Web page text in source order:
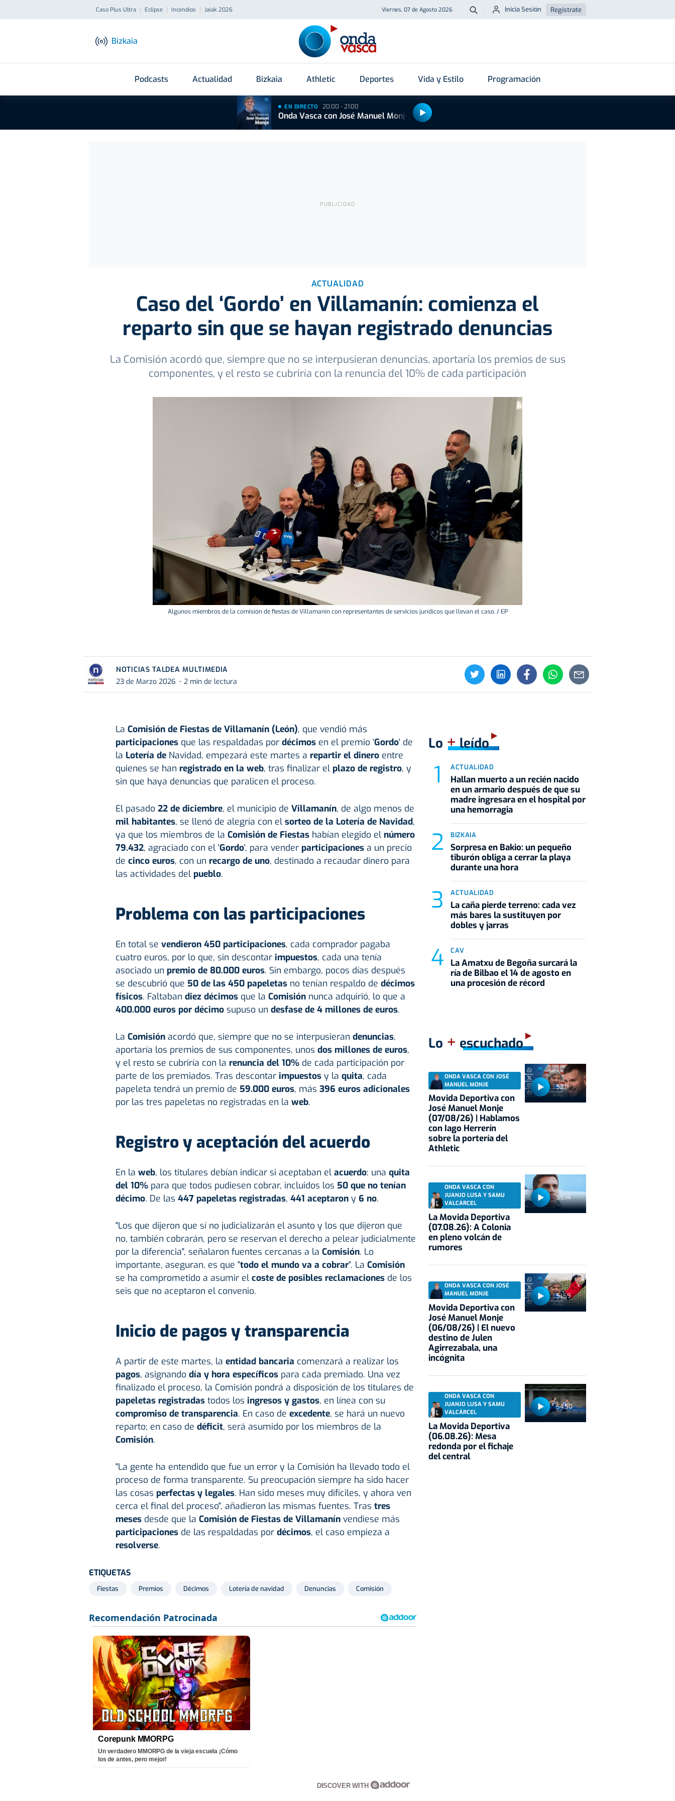
Caso Plus Ultra Eclipse Incendios Jaiak 2026 Viernes, 07 de Agosto 2026 Buscar
Inicia Sesión Regístrate
Bizkaia
Podcasts Actualidad Bizkaia Athletic Deportes Vida y Estilo Programación
EN DIRECTO 20:00 - 21:00
Onda Vasca con José Manuel Monje
ACTUALIDAD
Caso del ‘Gordo’ en Villamanín: comienza el
reparto sin que se hayan registrado denuncias
La Comisión acordó que, siempre que no se interpusieran denuncias, aportaría los premios de sus
componentes, y el resto se cubriría con la renuncia del 10% de cada participación
Algunos miembros de la comisión de fiestas de Villamanín con representantes de servicios jurídicos que llevan el caso. / EP
NOTICIAS TALDEA MULTIMEDIA
23 de Marzo 2026
2 min de lectura
La Comisión de Fiestas de Villamanín (León), que vendió más
participacionesque las respaldadas por décimosen el premio 'Gordo' de
la Lotería de Navidad, empezará este martes a repartir el dineroentre
quienes se han registrado en la web, tras finalizar el plazo de registro, y
sin que haya denuncias que paralicen el proceso.
El pasado 22 de diciembre, el municipio de Villamanín, de algo menos de
mil habitantes, se llenó de alegría con el sorteo de la Lotería de Navidad,
ya que los miembros de la Comisión de Fiestashabían elegido el número
79.432, agraciado con el 'Gordo', para vender participacionesa un precio
de cinco euros, con un recargo de uno, destinado a recaudar dinero para
las actividades del pueblo.
Problema con las participaciones
En total se vendieron 450 participaciones, cada comprador pagaba
cuatro euros, por lo que, sin descontar impuestos, cada una tenía
asociado un premio de 80.000 euros. Sin embargo, pocos días después
se descubrió que 50 de las 450 papeletasno tenían respaldo de décimos
físicos. Faltaban diez décimosque la Comisiónnunca adquirió, lo que a
400.000 euros por décimosupuso un desfase de 4 millones de euros.
La Comisiónacordó que, siempre que no se interpusieran denuncias,
aportaría los premios de sus componentes, unos dos millones de euros,
y el resto se cubriría con la renuncia del 10%de cada participación por
parte de los premiados. Tras descontar impuestosy la quita, cada
papeleta tendrá un premio de 59.000 euros, más 396 euros adicionales
por las tres papeletas no registradas en la web.
Registro y aceptación del acuerdo
En la web, los titulares debían indicar si aceptaban el acuerdo: una quita
del 10%para que todos pudiesen cobrar, incluidos los 50 que no tenían
décimo. De las 447 papeletas registradas, 441 aceptarony 6 no.
"Los que dijeron que sí no judicializarán el asunto y los que dijeron que
no, también cobrarán, pero se reservan el derecho a pelear judicialmente
por la diferencia", señalaron fuentes cercanas a la Comisión. Lo
importante, aseguran, es que "todo el mundo va a cobrar". La Comisión
se ha comprometido a asumir el coste de posibles reclamacionesde los
seis que no aceptaron el convenio.
Inicio de pagos y transparencia
A partir de este martes, la entidad bancaria comenzará a realizar los
pagos, asignando día y hora específicospara cada premiado. Una vez
finalizado el proceso, la Comisión pondrá a disposición de los titulares de
papeletas registradastodos los ingresos y gastos, en línea con su
compromiso de transparencia. En caso de excedente, se hará un nuevo
reparto; en caso de déficit, será asumido por los miembros de la
Comisión.
"La gente ha entendido que fue un error y la Comisión ha llevado todo el
proceso de forma transparente. Su preocupación siempre ha sido hacer
las cosas perfectas y legales. Han sido meses muy difíciles, y ahora ven
cerca el final del proceso", añadieron las mismas fuentes. Tras tres
mesesdesde que la Comisión de Fiestas de Villamanínvendiese más
participacionesde las respaldadas por décimos, el caso empieza a
resolverse.
ETIQUETAS
Fiestas Premios Décimos Lotería de navidad Denuncias Comisión
Corepunk MMORPG
Un verdadero MMORPG de la vieja escuela ¡Cómo
los de antes, pero mejor!
DISCOVER WITH
Lo +leído
ACTUALIDAD
Hallan muerto a un recién nacido
en un armario después de que su
madre ingresara en el hospital por
una hemorragia
BIZKAIA
Sorpresa en Bakio: un pequeño
tiburón obliga a cerrar la playa
durante una hora
ACTUALIDAD
La caña pierde terreno: cada vez
más bares la sustituyen por
dobles y jarras
CAV
La Amatxu de Begoña surcará la
ría de Bilbao el 14 de agosto en
una procesión de récord
Lo + escuchado
52:11
ONDA VASCA CON JOSÉ
MANUEL MONJE
Movida Deportiva con
José Manuel Monje
(07/08/26) | Hablamos
con Iago Herrerín
sobre la portería del
Athletic
55:14
ONDA VASCA CON
JUANJO LUSA Y SAMU
VALCÁRCEL
La Movida Deportiva
(07.08.26): A Colonia
en pleno volcán de
rumores
51:59
ONDA VASCA CON JOSÉ
MANUEL MONJE
Movida Deportiva con
José Manuel Monje
(06/08/26) | El nuevo
destino de Julen
Agirrezabala, una
incógnita
54:50
ONDA VASCA CON
JUANJO LUSA Y SAMU
VALCÁRCEL
La Movida Deportiva
(06.08.26): Mesa
redonda por el fichaje
del central